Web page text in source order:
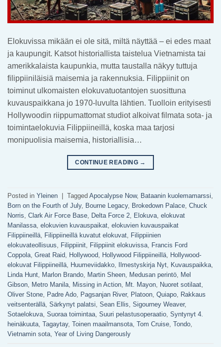
Elokuvissa mikään ei ole sitä, miltä näyttää – ei edes maat
ja kaupungit. Katsot historiallista taistelua Vietnamista tai
amerikkalaista kaupunkia, mutta taustalla näkyy tuttuja
filippiiniläisiä maisemia ja rakennuksia. Filippiinit on
toiminut ulkomaisten elokuvatuotantojen suosittuna
kuvauspaikkana jo 1970-luvulta lähtien. Tuolloin erityisesti
Hollywoodin riippumattomat studiot alkoivat filmata sota- ja
toimintaelokuvia Filippiineillä, koska maa tarjosi
monipuolisia maisemia, historiallisia…
CONTINUE READING →
Posted in Yleinen Tagged Apocalypse Now, Bataanin kuolemamarssi,
Born on the Fourth of July, Bourne Legacy, Brokedown Palace, Chuck
Norris, Clark Air Force Base, Delta Force 2, Elokuva, elokuvat
Manilassa, elokuvien kuvauspaikat, elokuvien kuvauspaikat
Filippiineillä, Filippiineillä kuvatut elokuvat, Filippiinien
elokuvateollisuus, Filippiinit, Filippiinit elokuvissa, Francis Ford
Coppola, Great Raid, Hollywood, Hollywood Filippiineillä, Hollywood-
elokuvat Filippiineillä, Huumeviidakko, Ilmestyskirja Nyt, Kuvauspaikka,
Linda Hunt, Marlon Brando, Martin Sheen, Medusan perintö, Mel
Gibson, Metro Manila, Missing in Action, Mt. Mayon, Nuoret sotilaat,
Oliver Stone, Padre Ado, Pagsanjan River, Platoon, Quiapo, Rakkaus
veitsenterällä, Särkynyt palatsi, Sean Ellis, Sigourney Weaver,
Sotaelokuva, Suoraa toimintaa, Suuri pelastusoperaatio, Syntynyt 4.
heinäkuuta, Tagaytay, Toinen maailmansota, Tom Cruise, Tondo,
Vietnamin sota, Year of Living Dangerously